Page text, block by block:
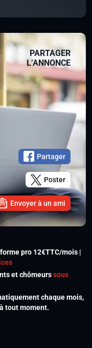
PARTAGER
L’ANNONCE
Partager
Poster
Envoyer à un ami
pro 12€TTC/mois |
et chômeurssous
chaque mois,
tout moment.